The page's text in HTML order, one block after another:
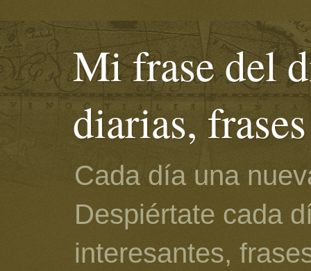
Mi frase del
diarias,
Cada día una
Despiértate cada
interesantes,